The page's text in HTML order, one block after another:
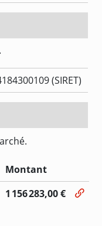
(SIRET)
Montant
1 156 283,00 €